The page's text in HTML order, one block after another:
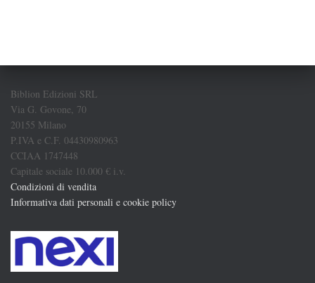
Biblion Edizioni SRL
Via G. Govone, 70
20155 Milano
P.IVA e C.F. 04430980963
CCIAA 1747448
Capitale sociale 10.000 € i.v.
Condizioni di vendita
Informativa dati personali e cookie policy